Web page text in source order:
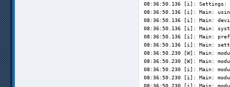
08:36:50.136 [i]: Settings:
08:36:50.136 [i]: Main:
08:36:50.136 [i]: Main:
08:36:50.136 [i]: Main:
08:36:50.136 [i]: Main:
08:36:50.136 [i]: Main:
08:36:50.230 [W]: Main:
08:36:50.230 [W]: Main:
08:36:50.230 [i]: Main:
08:36:50.230 [i]: Main:
08:36:50.230 [i]: Main: